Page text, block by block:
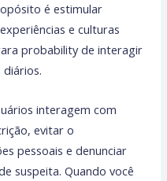
é estimular
e culturas
probability de interagir
interagem com
evitar o
pessoais e denunciar
suspeita. Quando você